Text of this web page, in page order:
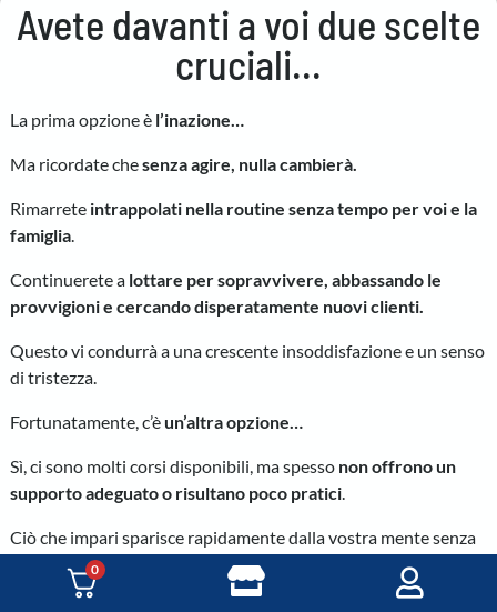
Avete davanti a voi due scelte
cruciali...
La prima opzione è l’inazione…
Ma ricordate chesenza agire, nulla cambierà.
Rimarreteintrappolati nella routine senza tempo per voi e la
famiglia.
Continuerete a lottare per sopravvivere, abbassando le
provvigioni e cercando disperatamente nuovi clienti.
Questo vi condurrà a una crescente insoddisfazione e un senso
di tristezza.
Fortunatamente, c’èun’altra opzione…
Sì, ci sono molti corsi disponibili, ma spesso non offrono un
supporto adeguato o risultano poco pratici.
Ciò che impari sparisce rapidamente dalla vostra mente senza
un’assistenza continua.
0